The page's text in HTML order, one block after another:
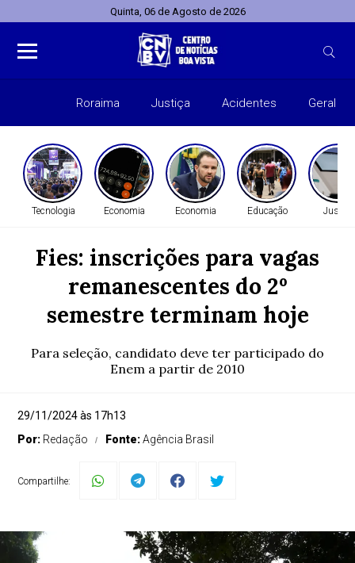
Quinta, 06 de Agosto de 2026
Roraima Justiça Acidentes Geral
Tecnologia Economia Economia Educação Justiça
Fies: inscrições para vagas
remanescentes do 2º
semestre terminam hoje
Para seleção, candidato deve ter participado do
Enem a partir de 2010
29/11/2024 às 17h13
Por: Redação Fonte:Agência Brasil
Compartilhe: